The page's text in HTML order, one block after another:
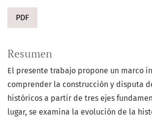
PDF
Resumen
El presente trabajo propone un marco
comprender la construcción y disputa
históricos a partir de tres ejes
lugar, se examina la evolución de la